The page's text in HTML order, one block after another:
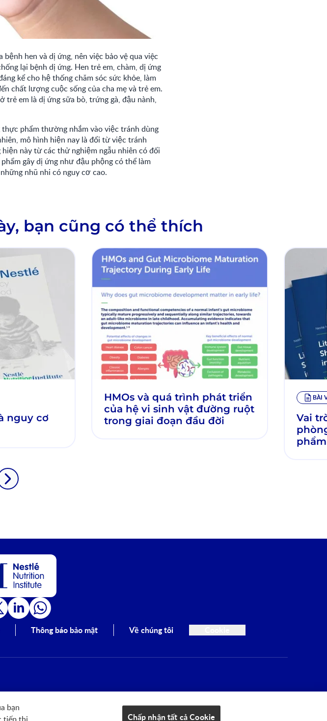
hen và dị ứng, nên việc bảo vệ qua việc
lại bệnh dị ứng. Hen trẻ em, chàm, dị ứng
kể cho hệ thống chăm sóc sức khỏe, làm
chất lượng cuộc sống của cha mẹ và trẻ em.
em là dị ứng sữa bò, trứng gà, đậu nành,
phẩm thường nhắm vào việc tránh dùng
mô hình hiện nay là đổi từ việc tránh
này từ các thử nghiệm ngẫu nhiên có đối
gây dị ứng như đậu phộng có thể làm
nhũ nhi có nguy cơ cao.
bạn cũng có thể thích
nguy cơ
HMOs và quá trình phát triển
của hệ vi sinh vật đường ruột
trong giai đoạn đầu đời
BÀI
Vai
phẩm
Thông báo bảo mật Về chúng tôi
bạn
Chấp nhận tất cả Cookie